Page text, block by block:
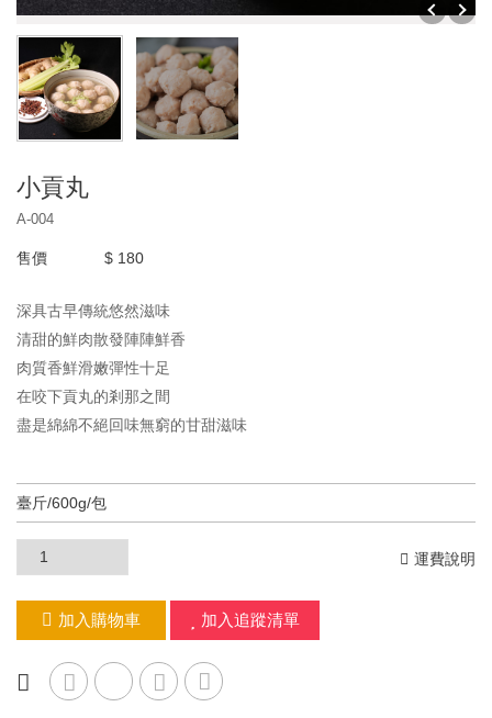
小貢丸
A-004
售價 $ 180
深具古早傳統悠然滋味
清甜的鮮肉散發陣陣鮮香
肉質香鮮滑嫩彈性十足
在咬下貢丸的剎那之間
盡是綿綿不絕回味無窮的甘甜滋味
運費說明
加入購物車 加入追蹤清單